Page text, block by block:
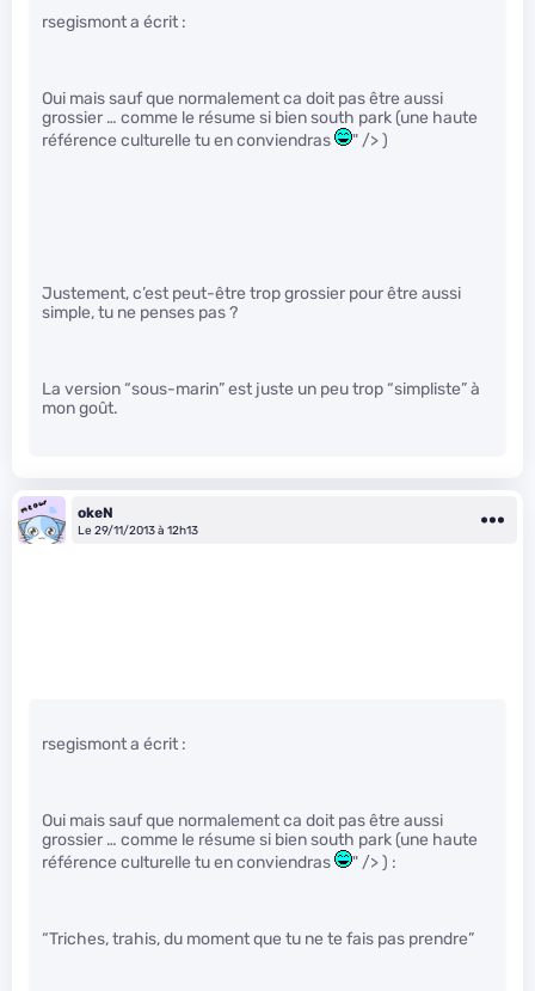
rsegismont a écrit :
Oui mais sauf que normalement ca doit pas être aussi
grossier … comme le résume si bien south park (une haute
référence culturelle tu en conviendras
" /> )
Justement, c’est peut-être trop grossier pour être aussi
simple, tu ne penses pas ?
La version “sous-marin” est juste un peu trop “simpliste” à
mon goût.
okeN
Le 29/11/2013 à 12h13
rsegismont a écrit :
Oui mais sauf que normalement ca doit pas être aussi
grossier … comme le résume si bien south park (une haute
référence culturelle tu en conviendras
" /> ) :
“Triches, trahis, du moment que tu ne te fais pas prendre”